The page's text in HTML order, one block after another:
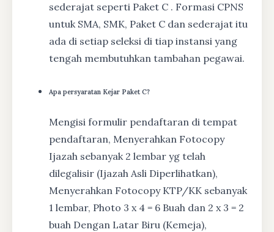
sederajat seperti Paket C . Formasi CPNS
untuk SMA, SMK, Paket C dan sederajat itu
ada di setiap seleksi di tiap instansi yang
tengah membutuhkan tambahan pegawai.
Apa persyaratan Kejar Paket C?
Mengisi formulir pendaftaran di tempat
pendaftaran, Menyerahkan Fotocopy
Ijazah sebanyak 2 lembar yg telah
dilegalisir (Ijazah Asli Diperlihatkan),
Menyerahkan Fotocopy KTP/KK sebanyak
1 lembar, Photo 3 x 4 = 6 Buah dan 2 x 3 = 2
buah Dengan Latar Biru (Kemeja),